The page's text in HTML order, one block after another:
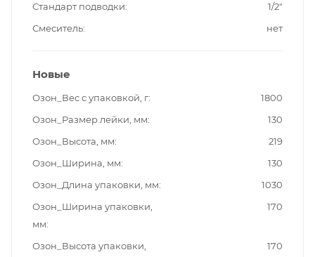
Стандарт подводки
1/2"
Смеситель
нет
Новые
Озон_Вес с упаковкой, г
1800
Озон_Размер лейки, мм
130
Озон_Высота, мм
219
Озон_Ширина, мм
130
Озон_Длина упаковки, мм
1030
Озон_Ширина упаковки,
мм
170
Озон_Высота упаковки,
170